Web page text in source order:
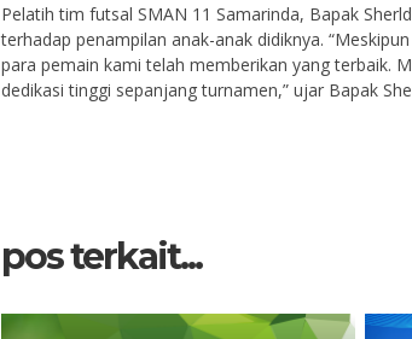
Pelatih tim futsal SMAN 11 Samarinda, Bapak
terhadap penampilan anak-anak didiknya.
para pemain kami telah memberikan yang terbaik.
dedikasi tinggi sepanjang turnamen,” ujar Bapak
pos terkait...